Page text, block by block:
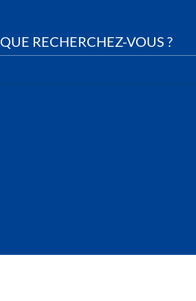
QUE RECHERCHEZ-VOUS ?